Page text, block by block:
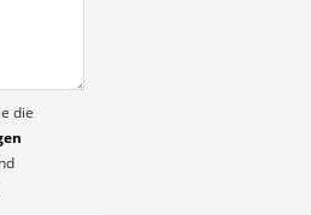
die